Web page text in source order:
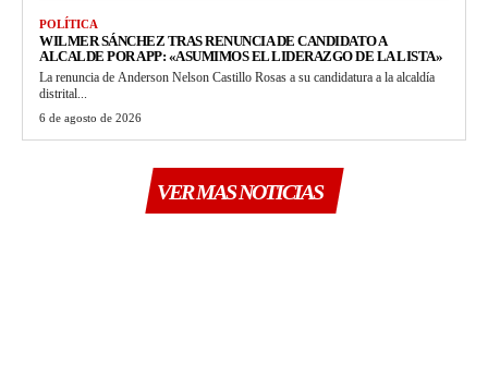
POLÍTICA
WILMER SÁNCHEZ TRAS RENUNCIA DE CANDIDATO A
ALCALDE POR APP: «ASUMIMOS EL LIDERAZGO DE LA LISTA»
La renuncia de Anderson Nelson Castillo Rosas a su candidatura a la alcaldía
distrital...
6 de agosto de 2026
VER MAS NOTICIAS